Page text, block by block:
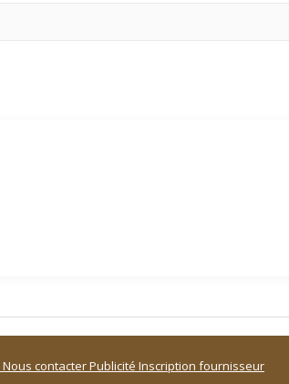
Nous contacterPublicité Inscription fournisseur